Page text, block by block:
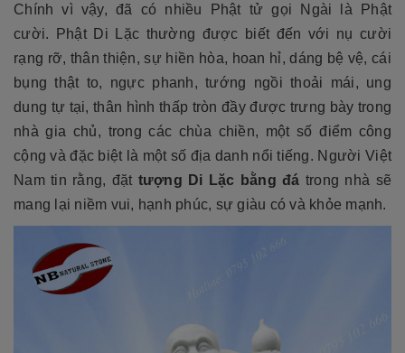
Chính vì vậy, đã có nhiều Phật tử gọi Ngài là Phật
cười. Phật Di Lặc thường được biết đến với nụ cười
rạng rỡ, thân thiện, sự hiền hòa, hoan hỉ, dáng bệ vệ, cái
bụng thật to, ngực phanh, tướng ngồi thoải mái, ung
dung tự tại, thân hình thấp tròn đầy được trưng bày trong
nhà gia chủ, trong các chùa chiền, một số điểm công
cộng và đặc biệt là một số địa danh nổi tiếng. Người Việt
Nam tin rằng, đặt tượng Di Lặc bằng đá trong nhà sẽ
mang lại niềm vui, hạnh phúc, sự giàu có và khỏe mạnh.